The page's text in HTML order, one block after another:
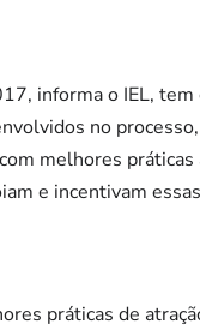
informa o IEL,
no
melhores
e incentivam
práticas de